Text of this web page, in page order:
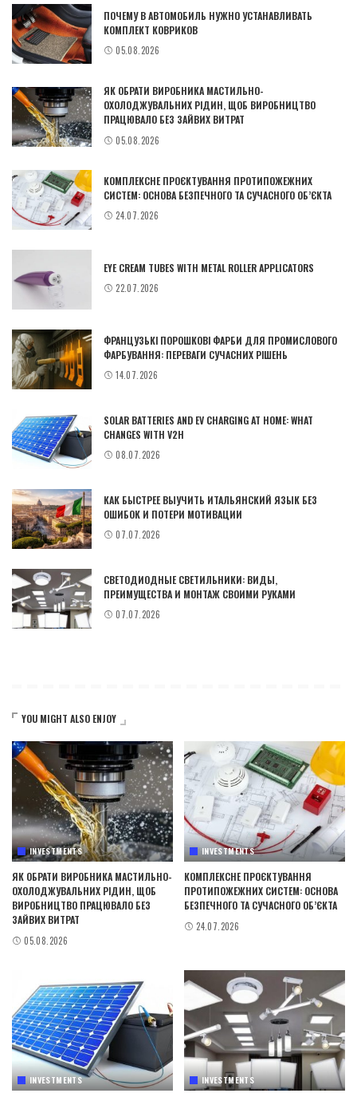
ПОЧЕМУ В АВТОМОБИЛЬ НУЖНО УСТАНАВЛИВАТЬ
КОМПЛЕКТ КОВРИКОВ
05.08.2026
ЯК ОБРАТИ ВИРОБНИКА МАСТИЛЬНО-
ОХОЛОДЖУВАЛЬНИХ РІДИН, ЩОБ ВИРОБНИЦТВО
ПРАЦЮВАЛО БЕЗ ЗАЙВИХ ВИТРАТ
05.08.2026
КОМПЛЕКСНЕ ПРОЄКТУВАННЯ ПРОТИПОЖЕЖНИХ
СИСТЕМ: ОСНОВА БЕЗПЕЧНОГО ТА СУЧАСНОГО ОБ’ЄКТА
24.07.2026
EYE CREAM TUBES WITH METAL ROLLER APPLICATORS
22.07.2026
ФРАНЦУЗЬКІ ПОРОШКОВІ ФАРБИ ДЛЯ ПРОМИСЛОВОГО
ФАРБУВАННЯ: ПЕРЕВАГИ СУЧАСНИХ РІШЕНЬ
14.07.2026
SOLAR BATTERIES AND EV CHARGING AT HOME: WHAT
CHANGES WITH V2H
08.07.2026
КАК БЫСТРЕЕ ВЫУЧИТЬ ИТАЛЬЯНСКИЙ ЯЗЫК БЕЗ
ОШИБОК И ПОТЕРИ МОТИВАЦИИ
07.07.2026
СВЕТОДИОДНЫЕ СВЕТИЛЬНИКИ: ВИДЫ,
ПРЕИМУЩЕСТВА И МОНТАЖ СВОИМИ РУКАМИ
07.07.2026
YOU MIGHT ALSO ENJOY
INVESTMENTS
ЯК ОБРАТИ ВИРОБНИКА МАСТИЛЬНО-
ОХОЛОДЖУВАЛЬНИХ РІДИН, ЩОБ
ВИРОБНИЦТВО ПРАЦЮВАЛО БЕЗ
ЗАЙВИХ ВИТРАТ
05.08.2026
INVESTMENTS
КОМПЛЕКСНЕ ПРОЄКТУВАННЯ
ПРОТИПОЖЕЖНИХ СИСТЕМ: ОСНОВА
БЕЗПЕЧНОГО ТА СУЧАСНОГО ОБ’ЄКТА
24.07.2026
INVESTMENTS INVESTMENTS